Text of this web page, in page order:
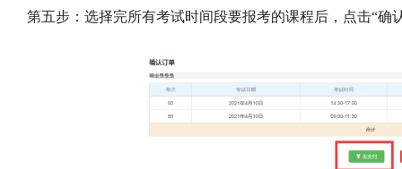
第五步：选择完所有考试时间段要报考的课程后，点击“确